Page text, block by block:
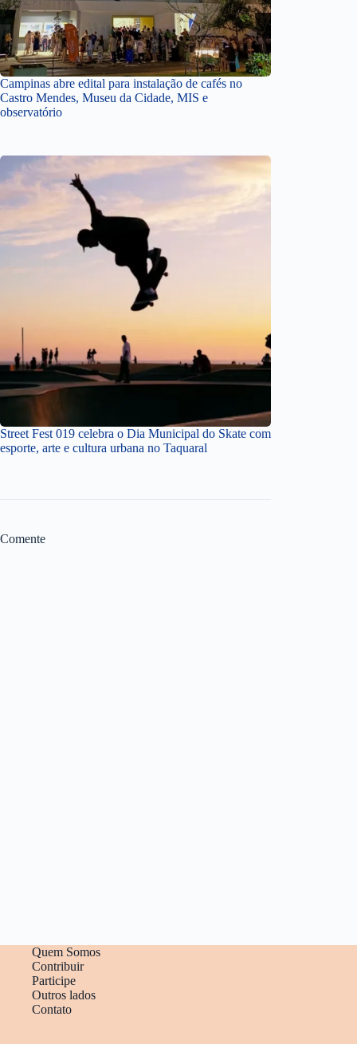
Campinas abre edital para instalação de cafés no
Castro Mendes, Museu da Cidade, MIS e
observatório
Street Fest 019 celebra o Dia Municipal do Skate com
esporte, arte e cultura urbana no Taquaral
Comente
Quem Somos
Contribuir
Participe
Outros lados
Contato